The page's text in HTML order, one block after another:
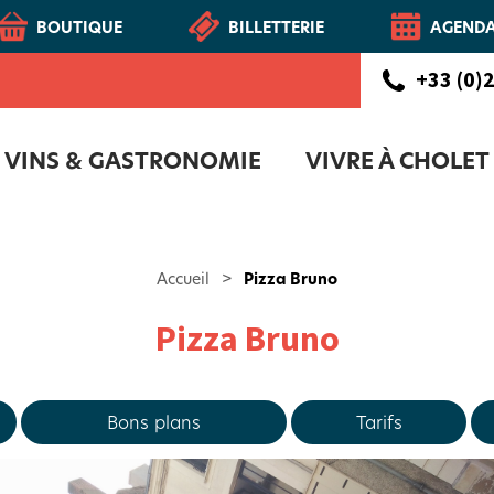
BOUTIQUE BILLETTERIE
+33
VINS & GASTRONOMIE VIVRE À CHOLET
Accueil > Pizza Bruno
Pizza Bruno
Bons plans Tarifs